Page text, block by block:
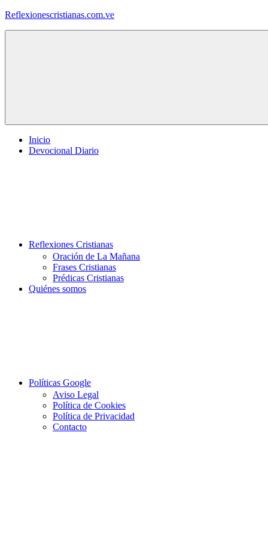
Saltar
Reflexionescristianas.com.ve
Inicio
Devocional Diario
Reflexiones Cristianas
Oración de La Mañana
Frases Cristianas
Prédicas Cristianas
Quiénes somos
Políticas Google
Aviso Legal
Política de Cookies
Política de Privacidad
Contacto